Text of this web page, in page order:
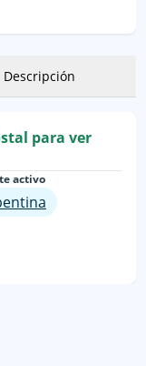
Descripción
para ver
activo